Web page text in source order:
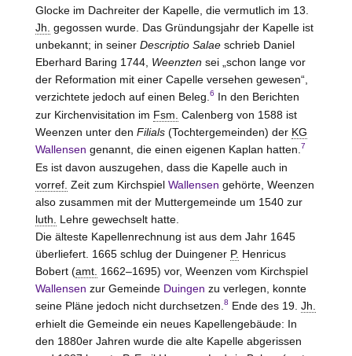
Glocke im Dachreiter der Kapelle, die vermutlich im 13.
Jh. gegossen wurde. Das Gründungsjahr der Kapelle ist
unbekannt; in seiner Descriptio Salaeschrieb Daniel
Eberhard Baring 1744, Weenzten sei „schon lange vor
der Reformation mit einer Capelle versehen gewesen“,
verzichtete jedoch auf einen Beleg. 6 In den Berichten
zur Kirchenvisitation im Fsm. Calenberg von 1588 ist
Weenzen unter den Filials(Tochtergemeinden) der KG
Wallensen genannt, die einen eigenen Kaplan hatten. 7
Es ist davon auszugehen, dass die Kapelle auch in
vorref. Zeit zum Kirchspiel Wallensen gehörte, Weenzen
also zusammen mit der Muttergemeinde um 1540 zur
luth.
Lehre gewechselt hatte.
Die älteste Kapellenrechnung ist aus dem Jahr 1645
überliefert. 1665 schlug der Duingener P. Henricus
Bobert (amt. 1662–1695) vor, Weenzen vom Kirchspiel
Wallensen zur Gemeinde Duingen zu verlegen, konnte
seine Pläne jedoch nicht durchsetzen. 8 Ende des 19. Jh.
erhielt die Gemeinde ein neues Kapellengebäude: In
den 1880er Jahren wurde die alte Kapelle abgerissen